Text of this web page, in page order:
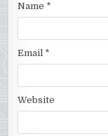
Name *
Email *
Website